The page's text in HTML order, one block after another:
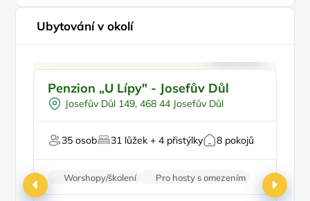
Ubytování v okolí
U lesa
Penzion „U Lípy" - Josefův Důl
Josefův Důl 149, 468 44 Josefův Důl
35 osob 31 lůžek + 4 přistýlky 8 pokojů
Worshopy/školení
Pro hosty s omezením
Firemní akce/teambuilding